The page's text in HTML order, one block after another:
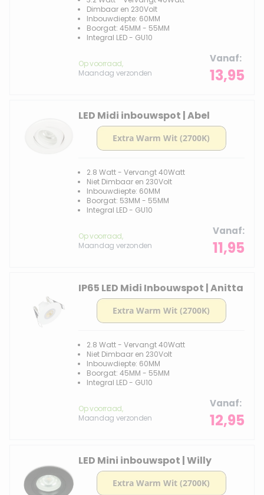
Dimbaar en 230Volt
Inbouwdiepte: 60MM
Boorgat: 45MM - 55MM
Integral LED - GU10
Op voorraad,
Maandag verzonden
Vanaf
13,95
LED Midi inbouwspot | Abel
2.8 Watt - Vervangt 40Watt
Niet Dimbaar en 230Volt
Inbouwdiepte: 60MM
Boorgat: 53MM - 55MM
Integral LED - GU10
Op voorraad,
Maandag verzonden
Vanaf
11,95
IP65 LED Midi Inbouwspot | Anitta
2.8 Watt - Vervangt 40Watt
Niet Dimbaar en 230Volt
Inbouwdiepte: 60MM
Boorgat: 45MM - 55MM
Integral LED - GU10
Op voorraad,
Maandag verzonden
Vanaf
12,95
LED Mini inbouwspot | Willy